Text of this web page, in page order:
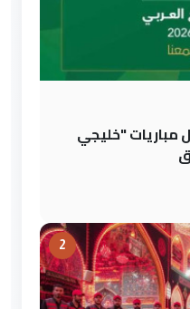
مباريات "خليجي
2